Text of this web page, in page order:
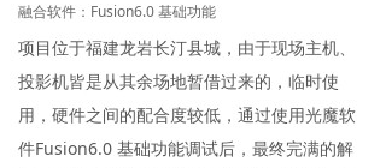
融合软件：Fusion6.0 基础功能
项目位于福建龙岩长汀县城，由于现场主机、
投影机皆是从其余场地暂借过来的，临时使
用，硬件之间的配合度较低，通过使用光魔软
件Fusion6.0 基础功能调试后，最终完满的解